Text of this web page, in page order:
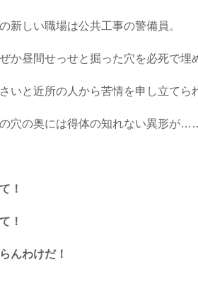
新しい職場は公共工事の警備員。
か昼間せっせと掘った穴を必死で埋
いと近所の人から苦情を申し立てら
穴の奥には得体の知れない異形が
！
！
んわけだ！